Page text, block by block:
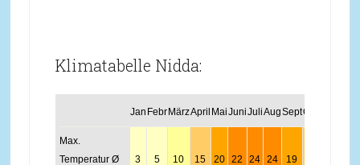
Klimatabelle Nidda:
Jan Febr MärzApril MaiJuniJuliAugSeptOkt
Max.
Temperatur Ø
3 5 10 15 20 22 24 24 19